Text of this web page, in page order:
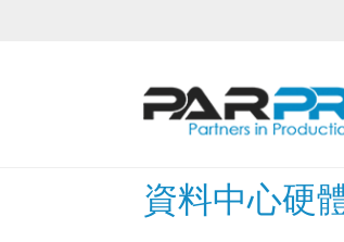
資料中心硬